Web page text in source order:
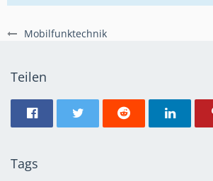
Mobilfunktechnik
Teilen
Tags